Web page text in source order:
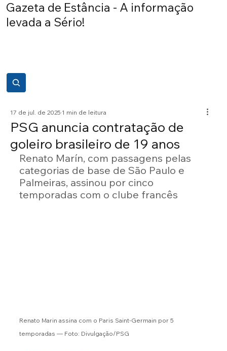
Gazeta de Estância - A informação
levada a Sério!
PSG anuncia contratação de
goleiro brasileiro de 19 anos
17 de jul. de 2025 1 min de leitura
Renato Marín, com passagens pelas
categorias de base de São Paulo e
Palmeiras, assinou por cinco
temporadas com o clube francês
Renato Marin assina com o Paris Saint-Germain por 5
temporadas — Foto: Divulgação/PSG